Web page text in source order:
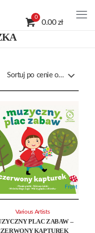
0
0.00 zł
PLAC ZABAW –
KAPTUREK
Various Artists